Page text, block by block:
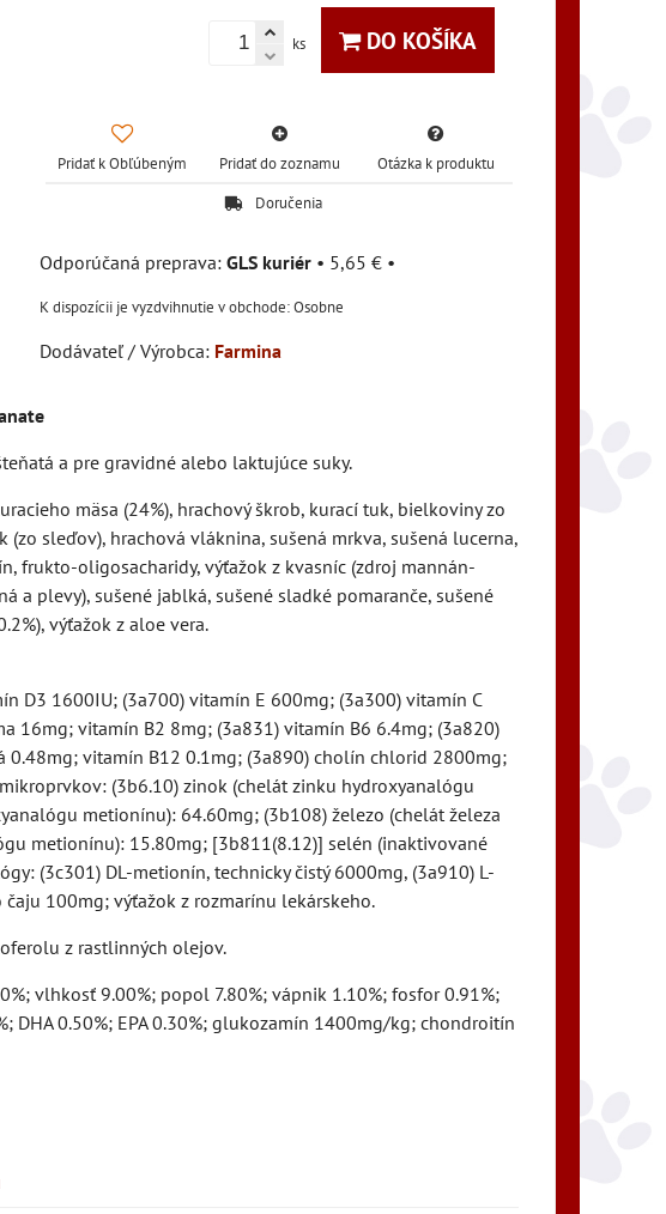
ks DO KOŠÍKA
Pridať k Obľúbeným Pridať do zoznamu
Otázka k produktu
Doručenia
GLS kuriér • 5,65 € •
Osobne
Dodávateľ / Výrobca: Farmina
a pre gravidné alebo laktujúce suky.
mäsa (24%), hrachový škrob, kurací tuk, bielkoviny zo
(zo sleďov), hrachová vláknina, sušená mrkva, sušená lucerna,
frukto-oligosacharidy, výťažok z kvasníc (zdroj mannán-
a plevy), sušené jablká, sušené sladké pomaranče, sušené
výťažok z aloe vera.
D3 1600IU; (3a700) vitamín E 600mg; (3a300) vitamín C
16mg; vitamín B2 8mg; (3a831) vitamín B6 6.4mg; (3a820)
vitamín B12 0.1mg; (3a890) cholín chlorid 2800mg;
(3b6.10) zinok (chelát zinku hydroxyanalógu
metionínu): 64.60mg; (3b108) železo (chelát železa
metionínu): 15.80mg; [3b811(8.12)] selén (inaktivované
(3c301) DL-metionín, technicky čistý 6000mg, (3a910) L-
100mg; výťažok z rozmarínu lekárskeho.
z rastlinných olejov.
vlhkosť 9.00%; popol 7.80%; vápnik 1.10%; fosfor 0.91%;
DHA 0.50%; EPA 0.30%; glukozamín 1400mg/kg; chondroitín